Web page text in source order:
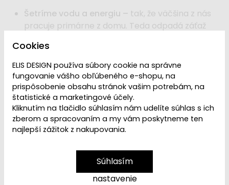
Šetríme vodu a energiu – tak, že väčšina z nás
pracuje primárne z domu. Teda odpadá záťaž
eliminuje sa potreba vody a energií. Aj ta naša
ľudská energia sa miesto do cestovania za
prácou vkláda rovno do práce.
Zamestnanci –sme parťáci. Preferujeme
slobodnú pracovnú dobu. V tíme máme prevahu
maminiek na rodičovskej dovolenke a
podporujeme individuálne vzdelávanie.
Počúvame sa a odmeňujeme nápady na
smerovanie značky motivujúcimi benefitmi.
Spoločne rastieme.
Cookies
ELIS DESIGN používa súbory cookie na správne
fungovanie vášho obľúbeného e-shopu, na
prispôsobenie obsahu stránok vašim potrebám, na
štatistické a marketingové účely.
Kliknutím na tlačidlo súhlasím nám udelíte súhlas s ich
zberom a spracovaním a my vám poskytneme ten
najlepší zážitok z nakupovania.
Súhlasím
nastavenie